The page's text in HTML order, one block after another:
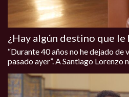
¿Hay algún destino que
“Durante 40 años no he dejado de
pasado ayer”. A Santiago Lorenzo